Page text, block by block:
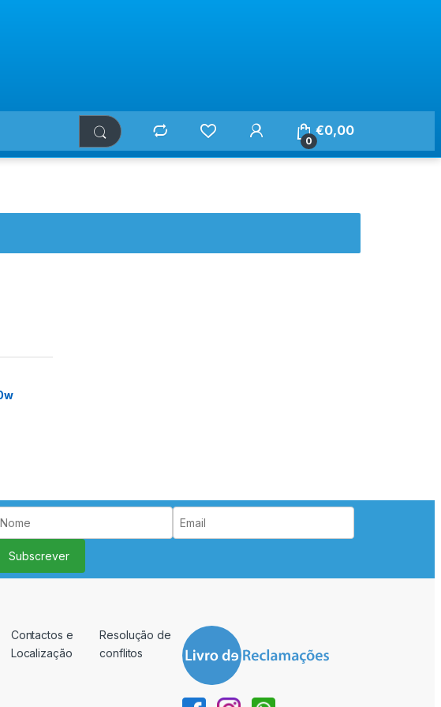
0
€0,00
Subscrever
Contactos e
Localização
Resolução de
conflitos